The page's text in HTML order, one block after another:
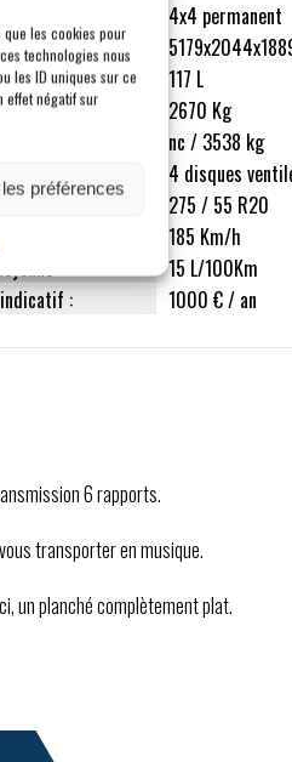
les cookies pour
technologies nous
les ID uniques sur ce
effet négatif sur
préférences
4x4 permanent
h) :
117 L
2670 Kg
nc / 3538 kg
4 disques
275 / 55 R20
185 Km/h
:
15 L/100Km
:
1000 € / an
6 rapports.
transporter en musique.
un planché complètement plat.